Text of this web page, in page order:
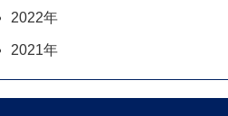
2022年
2021年